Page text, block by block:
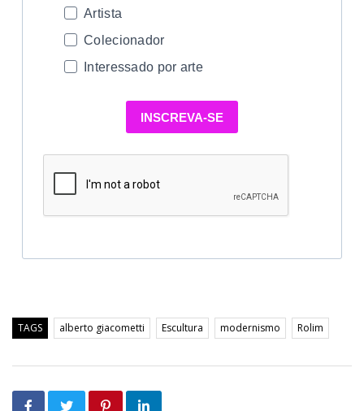
Artista
Colecionador
Interessado por arte
INSCREVA-SE
TAGS alberto giacometti Escultura modernismo Rolim